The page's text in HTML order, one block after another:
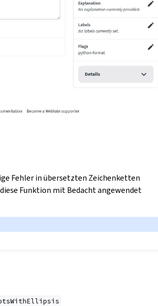
Fehler in übersetzten Zeichenketten
Funktion mit Bedacht angewendet